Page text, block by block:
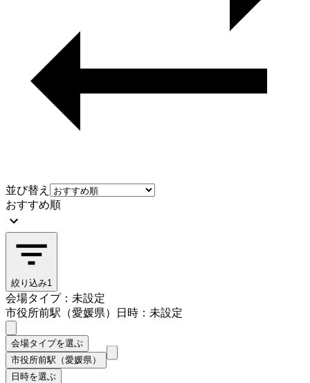
並び替え
おすすめ順
絞り込み1
会場タイプ：未設定
市役所前駅（愛媛県）
日時：未設定
会場タイプを選ぶ
市役所前駅（愛媛県）
日時を選ぶ